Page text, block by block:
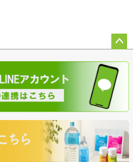
ジト
ップ
へ